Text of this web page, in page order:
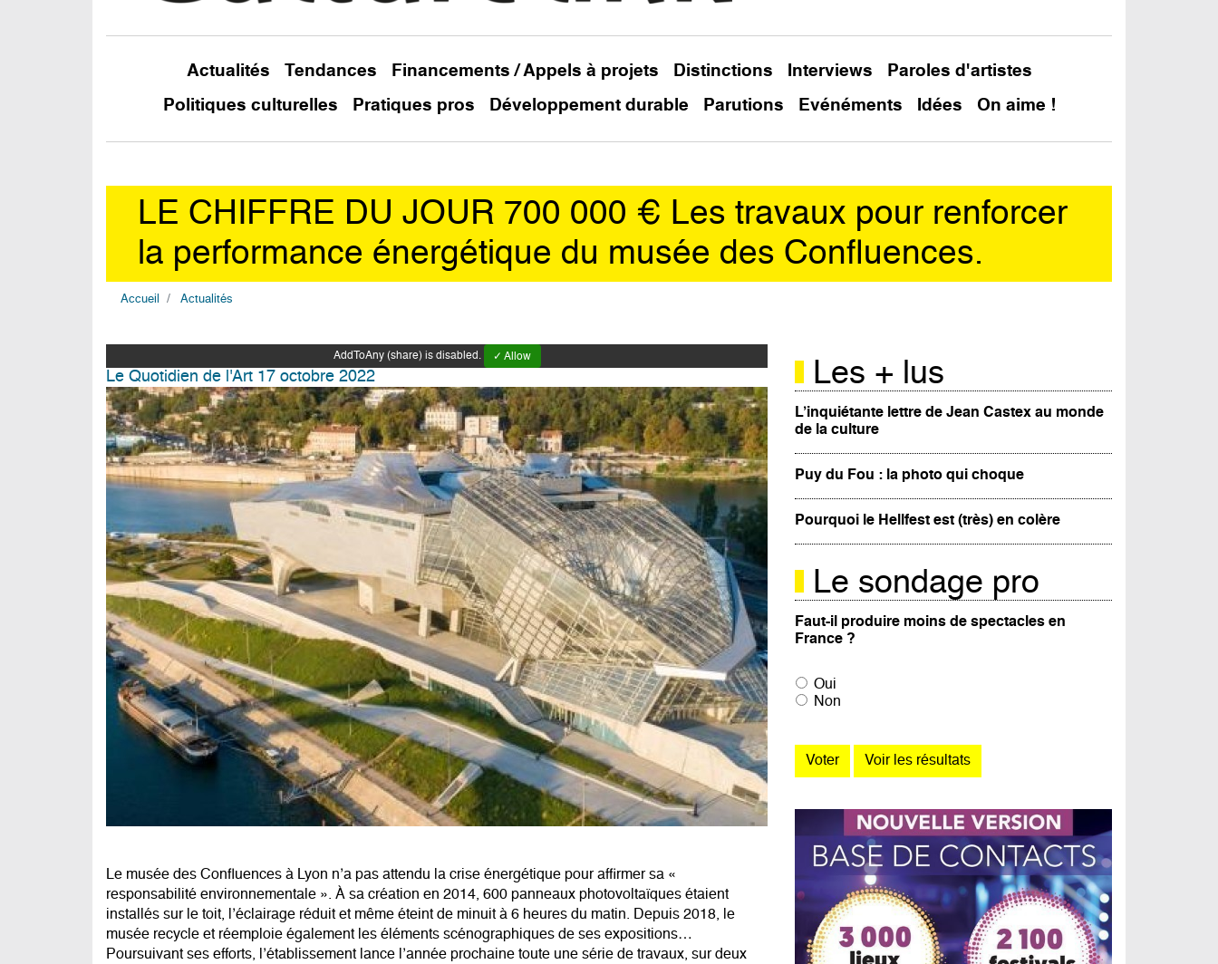
Actualités Tendances Financements / Appels à projets Distinctions Interviews
Paroles d'artistes
Politiques culturelles
Pratiques pros Développement durable Parutions Evénéments Idées On aime !
LE CHIFFRE DU JOUR 700 000 € Les travaux pour renforcer
la performance énergétique du musée des Confluences.
Accueil Actualités
AddToAny (share) is disabled. ✓ Allow
Le Quotidien de l'Art 17 octobre 2022
Le musée des Confluences à Lyon n’a pas attendu la crise énergétique pour affirmer sa «
responsabilité environnementale ». À sa création en 2014, 600 panneaux photovoltaïques étaient
installés sur le toit, l’éclairage réduit et même éteint de minuit à 6 heures du matin. Depuis 2018, le
musée recycle et réemploie également les éléments scénographiques de ses expositions…
Poursuivant ses efforts, l’établissement lance l’année prochaine toute une série de travaux, sur deux
Les + lus
L’inquiétante lettre de Jean Castex au monde
de la culture
Puy du Fou : la photo qui choque
Pourquoi le Hellfest est (très) en colère
Le sondage pro
Faut-il produire moins de spectacles en
France ?
Oui
Non